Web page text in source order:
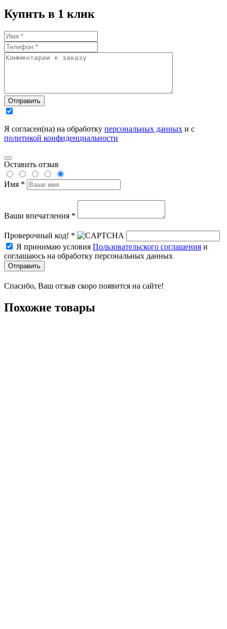
Купить в 1 клик
Отправить
Я согласен(на) на обработку персональных данных и с
политикой конфиденциальности
Оставить отзыв
Имя *
Ваши впечатления *
Проверочный код! *
Я принимаю условия Пользовательского соглашения и
соглашаюсь на обработку персональных данных
Отправить
Спасибо, Ваш отзыв скоро появится на сайте!
Похожие товары